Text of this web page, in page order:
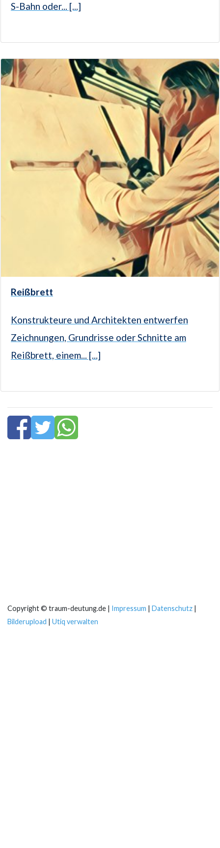
S-Bahn oder... [...]
Reißbrett
Konstrukteure und Architekten entwerfen
Zeichnungen, Grundrisse oder Schnitte am
Reißbrett, einem... [...]
Copyright © traum-deutung.de | Impressum | Datenschutz |
Bilderupload | Utiq verwalten